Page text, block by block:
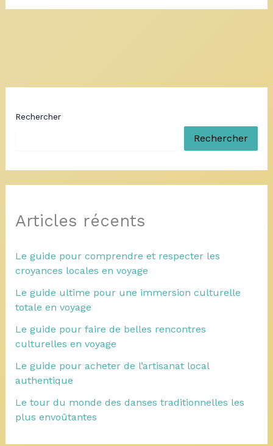
Rechercher
Rechercher
Articles récents
Le guide pour comprendre et respecter les
croyances locales en voyage
Le guide ultime pour une immersion culturelle
totale en voyage
Le guide pour faire de belles rencontres
culturelles en voyage
Le guide pour acheter de l’artisanat local
authentique
Le tour du monde des danses traditionnelles les
plus envoûtantes